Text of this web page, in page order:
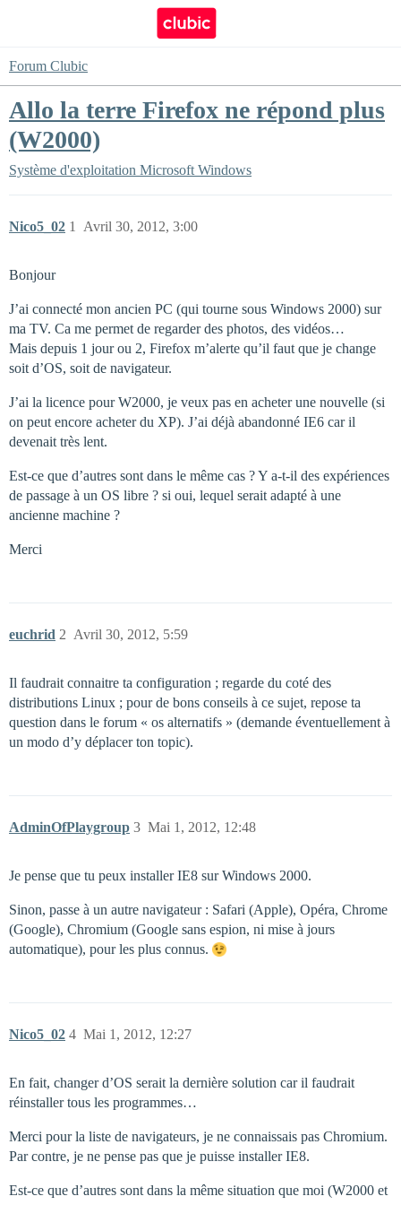
Forum Clubic
Allo la terre Firefox ne répond plus
(W2000)
Système d'exploitation Microsoft Windows
Nico5_02 Avril 30, 2012, 3:00
1
Bonjour
J’ai connecté mon ancien PC (qui tourne sous Windows 2000) sur
ma TV. Ca me permet de regarder des photos, des vidéos…
Mais depuis 1 jour ou 2, Firefox m’alerte qu’il faut que je change
soit d’OS, soit de navigateur.
J’ai la licence pour W2000, je veux pas en acheter une nouvelle (si
on peut encore acheter du XP). J’ai déjà abandonné IE6 car il
devenait très lent.
Est-ce que d’autres sont dans le même cas ? Y a-t-il des expériences
de passage à un OS libre ? si oui, lequel serait adapté à une
ancienne machine ?
Merci
euchrid Avril 30, 2012, 5:59
2
Il faudrait connaitre ta configuration ; regarde du coté des
distributions Linux ; pour de bons conseils à ce sujet, repose ta
question dans le forum « os alternatifs » (demande éventuellement à
un modo d’y déplacer ton topic).
AdminOfPlaygroup Mai 1, 2012, 12:48
3
Je pense que tu peux installer IE8 sur Windows 2000.
Sinon, passe à un autre navigateur : Safari (Apple), Opéra, Chrome
(Google), Chromium (Google sans espion, ni mise à jours
automatique), pour les plus connus.
Nico5_02 Mai 1, 2012, 12:27
4
En fait, changer d’OS serait la dernière solution car il faudrait
réinstaller tous les programmes…
Merci pour la liste de navigateurs, je ne connaissais pas Chromium.
Par contre, je ne pense pas que je puisse installer IE8.
Est-ce que d’autres sont dans la même situation que moi (W2000 et